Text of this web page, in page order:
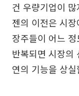
건 우량기업이
젠의 이전은 시
장주들이 어느
반복되면 시장의
연의 기능을 상